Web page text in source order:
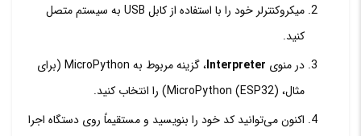
میکروکنترلر خود را با استفاده از کابل USB به سیستم متصل
کنید.
در منوی Interpreter
، گزینه مربوط به MicroPython (برای
مثال، MicroPython (ESP32)) را انتخاب کنید.
اکنون می‌توانید کد خود را بنویسید و مستقیماً روی دستگاه اجرا